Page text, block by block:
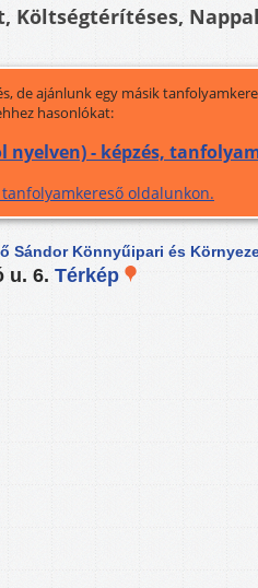
Költségtérítéses,
de ajánlunk egy másik
hasonlókat:
nyelven) - képzés,
oldalunkon.
Sándor Könnyűipari és
u. 6. Térkép